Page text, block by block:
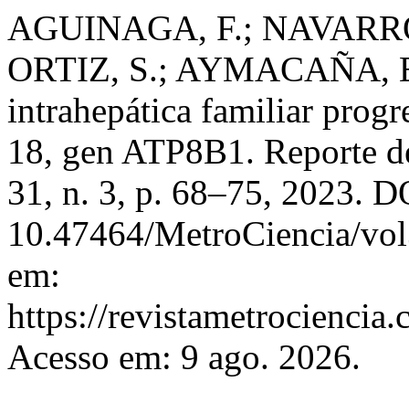
AGUINAGA, F.;
ORTIZ, S.; AYMACAÑA,
intrahepática familiar
18, gen ATP8B1. Reporte
31, n. 3, p. 68–75, 2023.
10.47464/MetroCiencia/
em:
https://
Acesso em: 9 ago. 2026.